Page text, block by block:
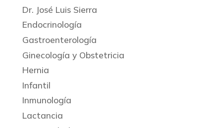
Dr. José Luis Sierra
Endocrinología
Gastroenterología
Ginecología y Obstetricia
Hernia
Infantil
Inmunología
Lactancia